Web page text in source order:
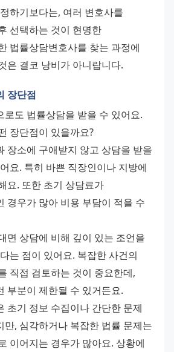
하기보다는, 여러 변호사를
선택하는 것이 현명한
법률상담변호사를 찾는 과정에
은 결코 낭비가 아니랍니다.
장단점
로도 법률상담을 받을 수 있어요.
장단점이 있을까요?
장소에 구애받지 않고 상담을 받을
요. 특히 바쁜 직장인이나 지방에
요. 또한 초기 상담료가
경우가 많아 비용 부담이 적을 수
면 상담에 비해 깊이 있는 조언을
는 점이 있어요. 복잡한 사건의
직접 검토하는 것이 중요한데,
부분이 제한될 수 있거든요.
초기 정보 수집이나 간단한 문제
만, 심각하거나 복잡한 법률 문제는
이어지는 경우가 많아요. 상황에